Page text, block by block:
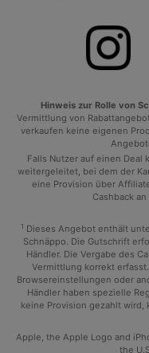
Hinweis zur Rolle von
Vermittlung von
verkaufen keine eigenen
Falls Nutzer auf einen
weitergeleitet, bei dem der
eine Provision über
Cashback
1 Dieses Angebot enthält
Schnäppo. Die Gutschrift
Händler. Die Vergabe des
Vermittlung korrekt
Browsereinstellungen oder
Händler haben spezielle
keine Provision gezahlt wird,
Apple, the Apple Logo and
the